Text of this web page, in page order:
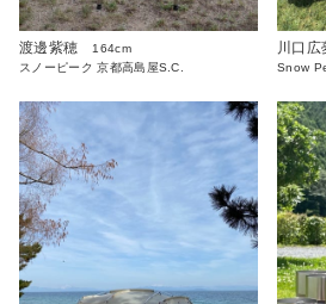
渡邊紫穂
164cm
スノーピーク 京都高島屋S.C.
川口広
Snow